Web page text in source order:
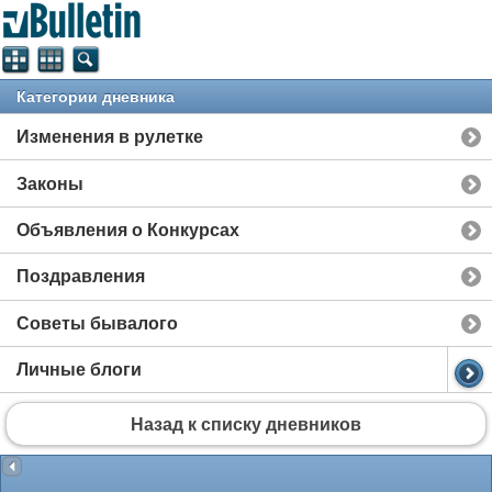
Категории дневника
Изменения в рулетке
Законы
Объявления о Конкурсах
Поздравления
Советы бывалого
Личные блоги
Назад к списку дневников